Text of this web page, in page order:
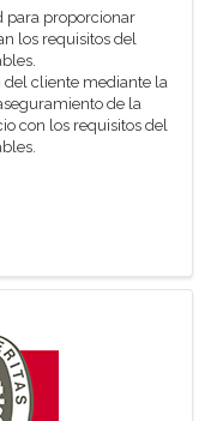
para proporcionar
los requisitos del
del cliente mediante la
de la
con los requisitos del